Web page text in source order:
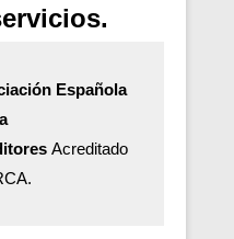
Española
Acreditado